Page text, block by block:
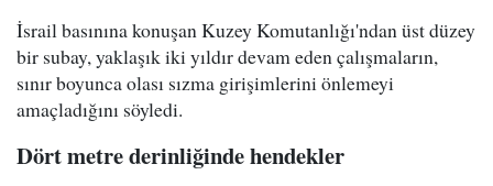
İsrail basınına konuşan Kuzey Komutanlığı'ndan üst düzey
bir subay, yaklaşık iki yıldır devam eden çalışmaların,
sınır boyunca olası sızma girişimlerini önlemeyi
amaçladığını söyledi.
Dört metre derinliğinde hendekler